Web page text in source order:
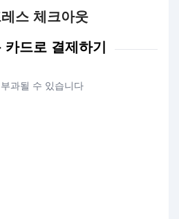
스 체크아웃
카드로 결제하기
과될 수 있습니다